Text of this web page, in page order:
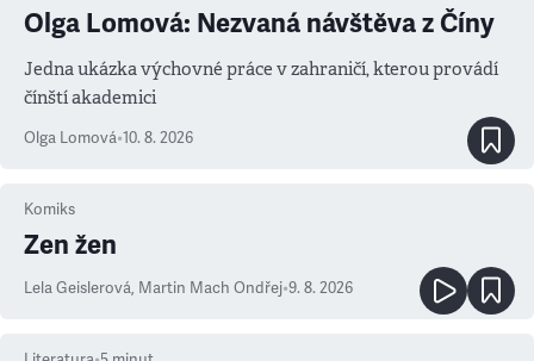
Olga Lomová: Nezvaná návštěva z Číny
Jedna ukázka výchovné práce v zahraničí, kterou provádí
čínští akademici
Olga Lomová•10. 8. 2026
Komiks
Zen žen
Lela Geislerová, Martin Mach Ondřej•9. 8. 2026